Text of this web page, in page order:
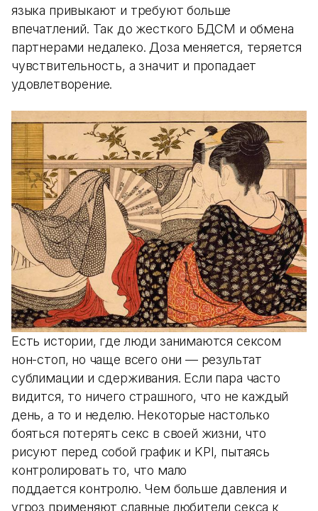
языка привыкают и требуют больше
впечатлений. Так до жесткого БДСМ и обмена
партнерами недалеко. Доза меняется, теряется
чувствительность, а значит и пропадает
удовлетворение.
Есть истории, где люди занимаются сексом
нон-стоп, но чаще всего они — результат
сублимации и сдерживания. Если пара часто
видится, то ничего страшного, что не каждый
день, а то и неделю. Некоторые настолько
бояться потерять секс в своей жизни, что
рисуют перед собой график и KPI, пытаясь
контролировать то, что мало
поддается контролю. Чем больше давления и
угроз применяют славные любители секса к